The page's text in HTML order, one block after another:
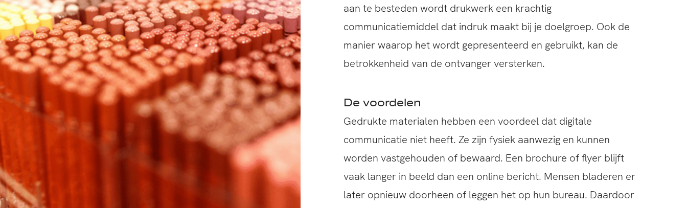
aan te besteden wordt drukwerk een krachtig
communicatiemiddel dat indruk maakt bij je doelgroep. Ook de
manier waarop het wordt gepresenteerd en gebruikt, kan de
betrokkenheid van de ontvanger versterken.
De voordelen
Gedrukte materialen hebben een voordeel dat digitale
communicatie niet heeft. Ze zijn fysiek aanwezig en kunnen
worden vastgehouden of bewaard. Een brochure of flyer blijft
vaak langer in beeld dan een online bericht. Mensen bladeren er
later opnieuw doorheen of leggen het op hun bureau. Daardoor